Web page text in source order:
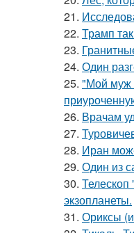
21.
22. Трамп
23.
24. Один
25. "Мой муж
26. Врачам
27.
28. Иран
29. Один из
30.
экзопланеты.
31. Ориксы